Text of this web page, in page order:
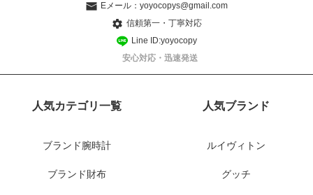
Eメール： yoyocopys@gmail.com
信頼第一・丁寧対応
Line ID:yoyocopy
安心対応・迅速発送
人気カテゴリ一覧
ブランド腕時計
ブランド財布
人気ブランド
ルイヴィトン
グッチ